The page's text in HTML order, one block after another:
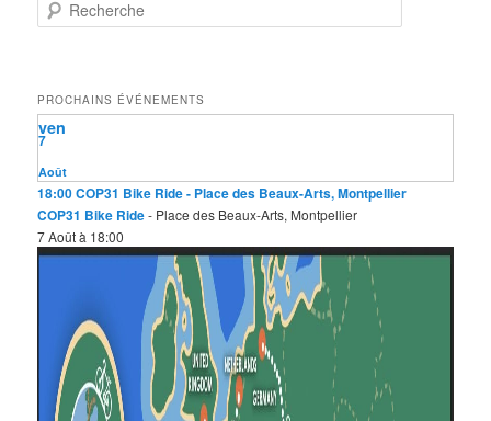
e
r
c
h
e
PROCHAINS ÉVÉNEMENTS
Août
7
ven
18:00COP31 Bike Ride- Place des Beaux-Arts, Montpellier
COP31 Bike Ride- Place des Beaux-Arts, Montpellier
7 Août à 18:00